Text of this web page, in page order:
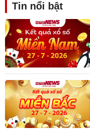
Tin nổi bật